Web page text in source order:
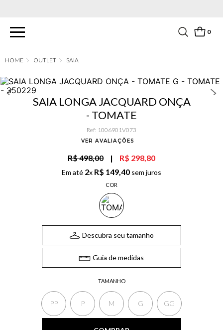
0
OUTLET SAIA
SAIA LONGA JACQUARD ONÇA
- TOMATE
Ref: 1006901V073
VER AVALIAÇÕES
R$ 498,00 | R$ 298,80
Em até 2x R$ 149,40 sem juros
COR
TAMANHO
PP P M G GG
Descubra seu tamanho
Guia de medidas